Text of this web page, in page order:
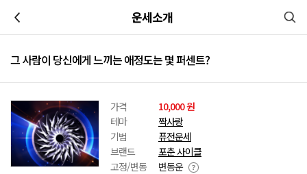
운세소개
그 사람이 당신에게 느끼는 애정도는 몇 퍼센트?
가격
10,000 원
테마
짝사랑
기법
퓨전운세
브랜드
포춘 사이클
고정/변동
변동운